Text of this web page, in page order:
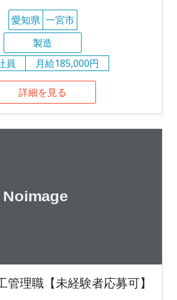
愛知県 一宮市
製造
員
月給185,000円
詳細を見る
管理職【未経験者応募可】